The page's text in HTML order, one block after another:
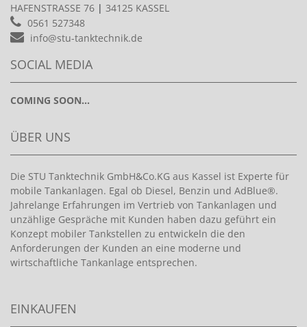
HAFENSTRASSE 76 | 34125 KASSEL
0561 527348
info@stu-tanktechnik.de
SOCIAL MEDIA
COMING SOON...
ÜBER UNS
Die STU Tanktechnik GmbH&Co.KG aus Kassel ist Experte für
mobile Tankanlagen. Egal ob Diesel, Benzin und AdBlue®.
Jahrelange Erfahrungen im Vertrieb von Tankanlagen und
unzählige Gespräche mit Kunden haben dazu geführt ein
Konzept mobiler Tankstellen zu entwickeln die den
Anforderungen der Kunden an eine moderne und
wirtschaftliche Tankanlage entsprechen.
EINKAUFEN